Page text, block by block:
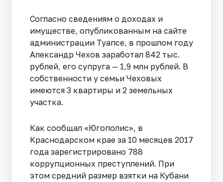
Согласно сведениям о доходах и
имуществе, опубликованным на сайте
администрации Туапсе, в прошлом году
Александр Чехов заработал 842 тыс.
рублей, его супруга — 1,9 млн рублей. В
собственности у семьи Чеховых
имеются 3 квартиры и 2 земельных
участка.
Как сообщал «Югополис», в
Краснодарском крае за 10 месяцев 2017
года зарегистрировано 788
коррупционных преступлений. При
этом средний размер взятки на Кубани